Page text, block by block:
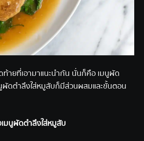
ท้ายที่เอามาแนะนำกัน นั่นก็คือ เมนูผัด
ผัดตำลึงใส่หมูสับก็มีส่วนผสมและขั้นตอน
นูผัดตำลึงใส่หมูสับ